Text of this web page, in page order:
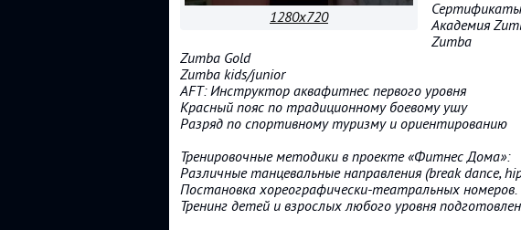
1280x720
Сертификаты
Академия
Zumba
Zumba Gold
Zumba kids/junior
AFT: Инструктор аквафитнес первого уровня
Красный пояс по традиционному боевому ушу
Разряд по спортивному туризму и ориентированию
Тренировочные методики в проекте «Фитнес Дома»:
Различные танцевальные направления (break dance,
Постановка хореографически-театральных номеров.
Тренинг детей и взрослых любого уровня